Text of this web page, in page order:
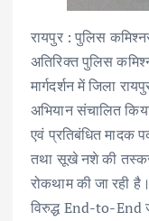
रायपुर : पुलिस
अतिरिक्त पुलिस
मार्गदर्शन में जिला
अभियान संचालित
एवं प्रतिबंधित मादक
तथा सूखे नशे की
रोकथाम की जा रही
विरुद्ध End-to-End